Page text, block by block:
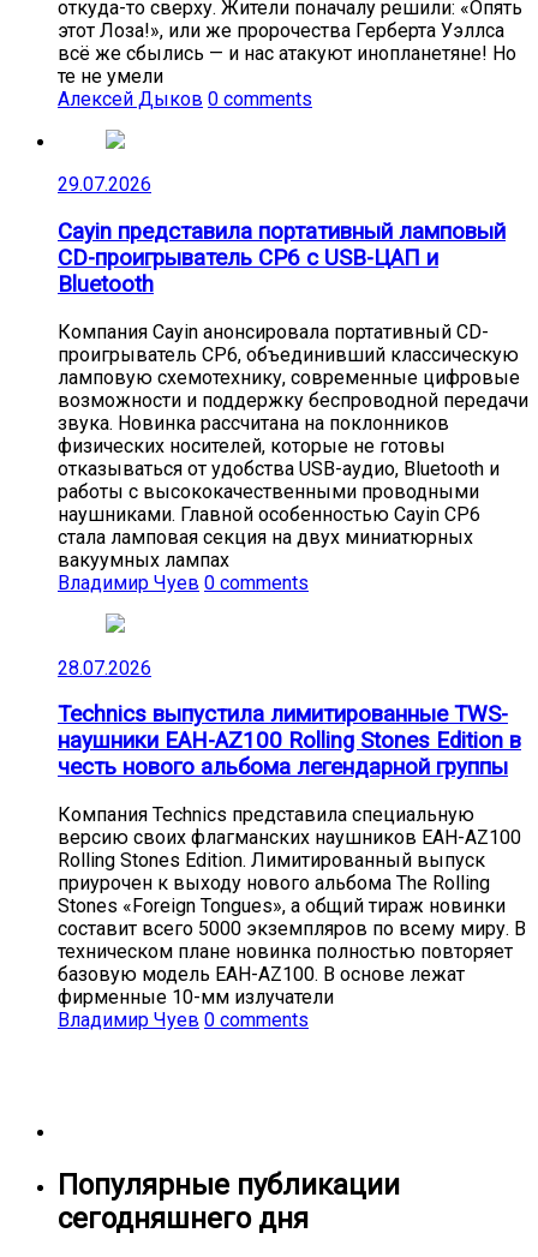
откуда-то сверху. Жители поначалу решили: «Опять
этот Лоза!», или же пророчества Герберта Уэллса
всё же сбылись — и нас атакуют инопланетяне! Но
те не умели
Алексей Дыков 0 comments
29.07.2026
Cayin представила портативный ламповый
CD-проигрыватель CP6 с USB-ЦАП и
Bluetooth
Компания Cayin анонсировала портативный CD-
проигрыватель CP6, объединивший классическую
ламповую схемотехнику, современные цифровые
возможности и поддержку беспроводной передачи
звука. Новинка рассчитана на поклонников
физических носителей, которые не готовы
отказываться от удобства USB-аудио, Bluetooth и
работы с высококачественными проводными
наушниками. Главной особенностью Cayin CP6
стала ламповая секция на двух миниатюрных
вакуумных лампах
Владимир Чуев 0 comments
28.07.2026
Technics выпустила лимитированные TWS-
наушники EAH-AZ100 Rolling Stones Edition в
честь нового альбома легендарной группы
Компания Technics представила специальную
версию своих флагманских наушников EAH-AZ100
Rolling Stones Edition. Лимитированный выпуск
приурочен к выходу нового альбома The Rolling
Stones «Foreign Tongues», а общий тираж новинки
составит всего 5000 экземпляров по всему миру. В
техническом плане новинка полностью повторяет
базовую модель EAH-AZ100. В основе лежат
фирменные 10-мм излучатели
Владимир Чуев 0 comments
Популярные публикации
сегодняшнего дня